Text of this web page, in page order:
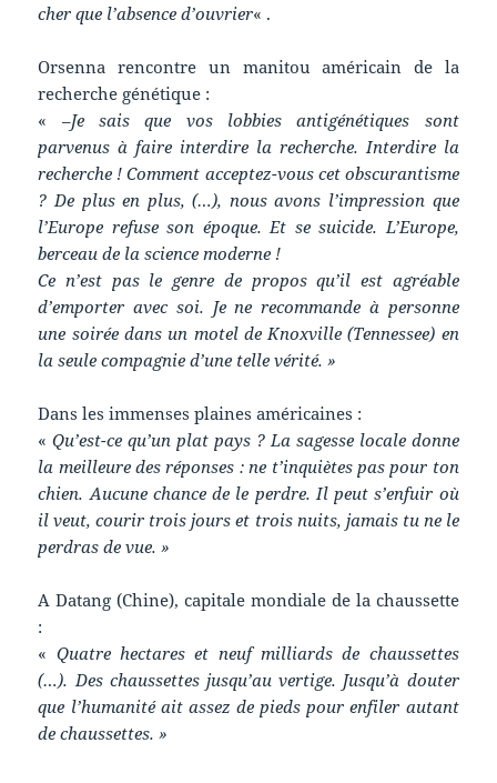
cher que l’absence d’ouvrier« .
Orsenna rencontre un manitou américain de la
recherche génétique :
« –Je sais que vos lobbies antigénétiques sont
parvenus à faire interdire la recherche. Interdire la
recherche ! Comment acceptez-vous cet obscurantisme
? De plus en plus, (…), nous avons l’impression que
l’Europe refuse son époque. Et se suicide. L’Europe,
berceau de la science moderne !
Ce n’est pas le genre de propos qu’il est agréable
d’emporter avec soi. Je ne recommande à personne
une soirée dans un motel de Knoxville (Tennessee) en
la seule compagnie d’une telle vérité. »
Dans les immenses plaines américaines :
«Qu’est-ce qu’un plat pays ? La sagesse locale donne
la meilleure des réponses : ne t’inquiètes pas pour ton
chien. Aucune chance de le perdre. Il peut s’enfuir où
il veut, courir trois jours et trois nuits, jamais tu ne le
perdras de vue. »
A Datang (Chine), capitale mondiale de la chaussette
:
« Quatre hectares et neuf milliards de chaussettes
(…). Des chaussettes jusqu’au vertige. Jusqu’à douter
que l’humanité ait assez de pieds pour enfiler autant
de chaussettes. »